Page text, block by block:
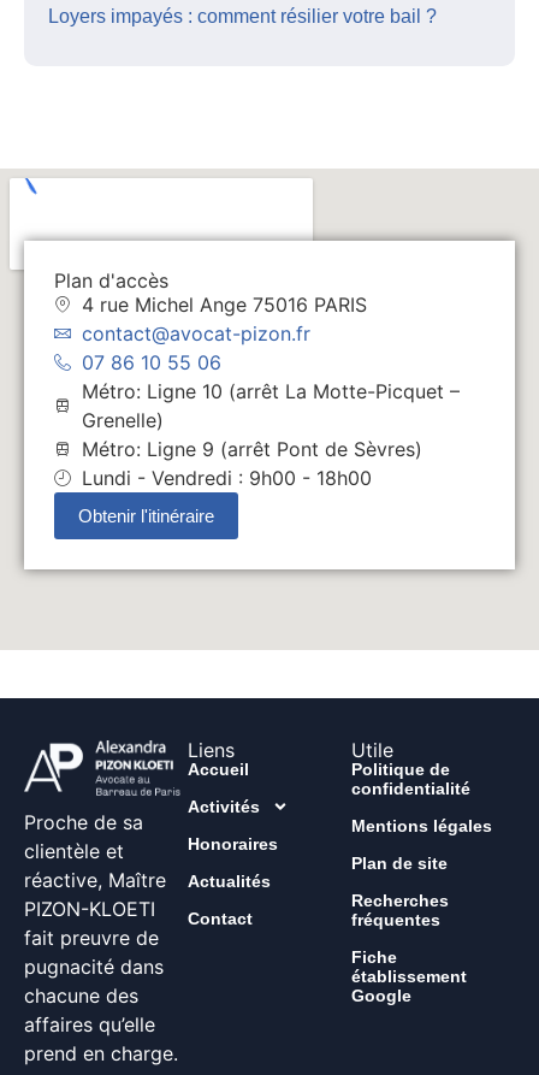
Loyers impayés : comment résilier votre bail ?
Plan d'accès
4 rue Michel Ange 75016 PARIS
contact@avocat-pizon.fr
07 86 10 55 06
Métro: Ligne 10 (arrêt La Motte-Picquet –
Grenelle)
Métro: Ligne 9 (arrêt Pont de Sèvres)
Lundi - Vendredi : 9h00 - 18h00
Obtenir l'itinéraire
Proche de sa
clientèle et
réactive, Maître
PIZON-KLOETI
fait preuvre de
pugnacité dans
chacune des
affaires qu’elle
prend en charge.
Liens
Accueil
Activités
Honoraires
Actualités
Contact
Utile
Politique de
confidentialité
Mentions légales
Plan de site
Recherches
fréquentes
Fiche
établissement
Google